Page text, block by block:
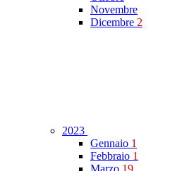
Novembre
Dicembre 2
2023
Gennaio 1
Febbraio 1